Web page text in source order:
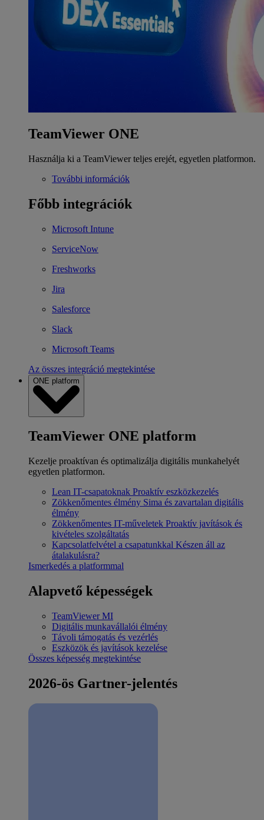
TeamViewer ONE
Használja ki a TeamViewer teljes erejét, egyetlen platformon.
További információk
Főbb integrációk
Microsoft Intune
ServiceNow
Freshworks
Jira
Salesforce
Slack
Microsoft Teams
Az összes integráció megtekintése
ONE platform
TeamViewer ONE platform
Kezelje proaktívan és optimalizálja digitális munkahelyét
egyetlen platformon.
Lean IT-csapatoknak Proaktív eszközkezelés
Zökkenőmentes élmény Sima és zavartalan digitális
élmény
Zökkenőmentes IT-műveletek Proaktív javítások és
kivételes szolgáltatás
Kapcsolatfelvétel a csapatunkkal Készen áll az
átalakulásra?
Ismerkedés a platformmal
Alapvető képességek
TeamViewer MI
Digitális munkavállalói élmény
Távoli támogatás és vezérlés
Eszközök és javítások kezelése
Összes képesség megtekintése
2026-ös Gartner-jelentés